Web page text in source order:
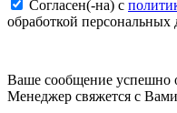
Согласен(-на) c
обработкой персональных
Ваше сообщение успешно
Менеджер свяжется с